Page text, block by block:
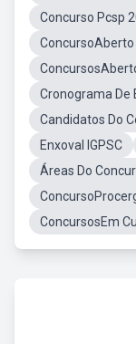
Concurso Pcsp
ConcursoAberto
Cronograma De
Candidatos Do
Enxoval IGPSC
Áreas Do
ConcursosEm